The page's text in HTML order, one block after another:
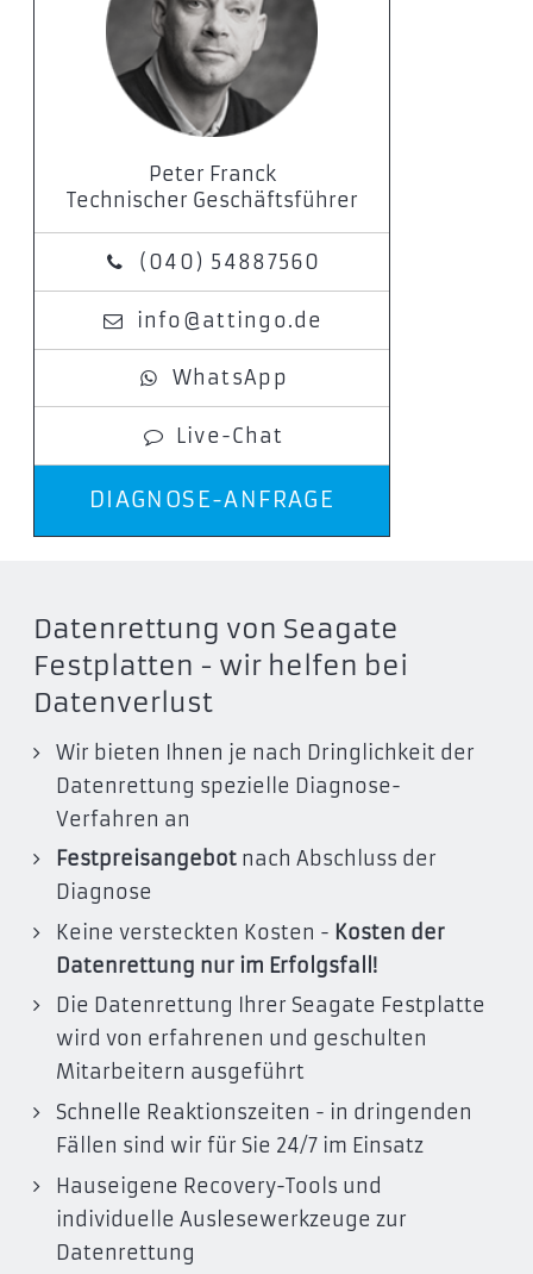
Peter Franck
Technischer Geschäftsführer
(040) 54887560
info@attingo.de
WhatsApp
Live-Chat
DIAGNOSE-ANFRAGE
Datenrettung von Seagate
Festplatten - wir helfen bei
Datenverlust
Wir bieten Ihnen je nach Dringlichkeit der
Datenrettung spezielle Diagnose-
Verfahren an
Festpreisangebotnach Abschluss der
Diagnose
Keine versteckten Kosten - Kosten der
Datenrettung nur im Erfolgsfall!
Die Datenrettung Ihrer Seagate Festplatte
wird von erfahrenen und geschulten
Mitarbeitern ausgeführt
Schnelle Reaktionszeiten - in dringenden
Fällen sind wir für Sie 24/7 im Einsatz
Hauseigene Recovery-Tools und
individuelle Auslesewerkzeuge zur
Datenrettung